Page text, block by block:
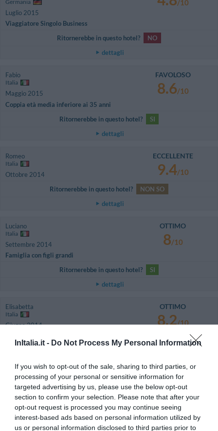
InItalia.it - Do Not Process My Personal Information
If you wish to opt-out of the sale, sharing to third parties, or
processing of your personal or sensitive information for
targeted advertising by us, please use the below opt-out
section to confirm your selection. Please note that after your
opt-out request is processed you may continue seeing
interest-based ads based on personal information utilized by
us or personal information disclosed to third parties prior to
Germania
Luglio 2015
Viaggiatore Singolo Business
/10
Ritornerebbe in questo hotel?
NO
dettagli
Fabio
Italia
Maggio 2015
Coppia età media inferiore ai 35 anni
FAVOLOSO
8.6/10
Ritornerebbe in questo hotel?
SI
dettagli
Romeo
Italia
Ottobre 2014
ECCELLENTE
9.4/10
Ritornerebbe in questo hotel?
NON SO
dettagli
Luciano
Italia
Settembre 2014
Famiglia con figli grandi
OTTIMO
8/10
Ritornerebbe in questo hotel?
SI
dettagli
Elisabetta
Italia
Giugno 2014
OTTIMO
8.2/10
dettagli
Francesco
Belgio
Luglio 2013
FAVOLOSO
8.7 /10
Juste point négatif, au petit déjeuner, j'ai eu du lait tourne pour boire avec
du chocolat, ma fille avait pris le même, le reste était très bien.